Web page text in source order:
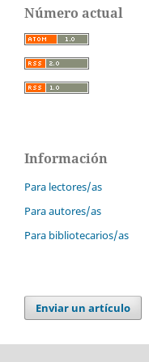
Número actual
Información
Para lectores/as
Para autores/as
Para bibliotecarios/as
Enviar un artículo